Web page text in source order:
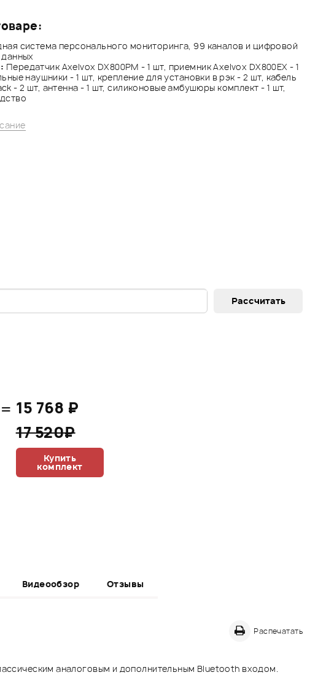
система персонального мониторинга, 99 каналов и цифровой
Передатчик Axelvox DX800PM - 1 шт, приемник Axelvox DX800EX - 1
наушники - 1 шт, крепление для установки в рэк - 2 шт, кабель
- 2 шт, антенна - 1 шт, силиконовые амбушюры комплект - 1 шт,
= 15 768 ₽
17 520₽
Купить
комплект
Видеообзор Отзывы
Распечатать
аналоговым и дополнительным Bluetooth входом.